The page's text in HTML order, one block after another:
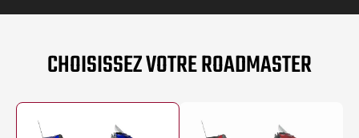
CHOISISSEZ VOTRE ROADMASTER